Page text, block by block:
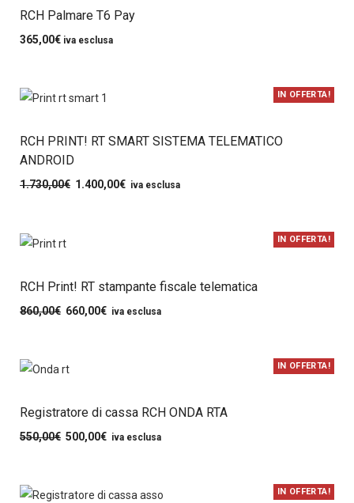
RCH Palmare T6 Pay
365,00€ iva esclusa
IN OFFERTA!
RCH PRINT! RT SMART SISTEMA TELEMATICO
ANDROID
1.730,00€ 1.400,00€ iva esclusa
IN OFFERTA!
RCH Print! RT stampante fiscale telematica
860,00€ 660,00€ iva esclusa
IN OFFERTA!
Registratore di cassa RCH ONDA RTA
550,00€ 500,00€ iva esclusa
IN OFFERTA!